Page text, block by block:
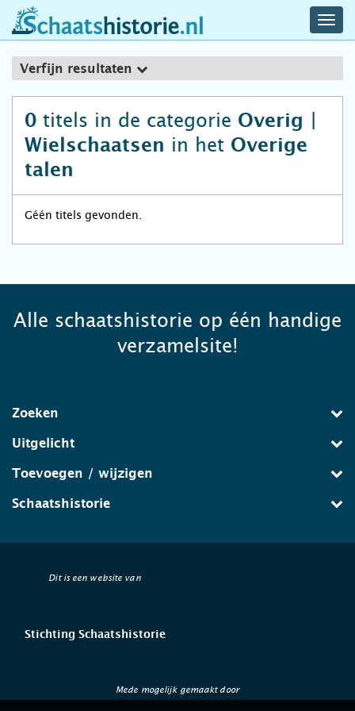
schaatshistorie.nl
Verfijn resultaten
0 titels in de categorie Overig |
Wielschaatsen in het Overige
talen
Géén titels gevonden.
Alle schaatshistorie op één handige
verzamelsite!
Zoeken
Uitgelicht
Toevoegen / wijzigen
Schaatshistorie
Dit is een website van
Stichting Schaatshistorie
Mede mogelijk gemaakt door